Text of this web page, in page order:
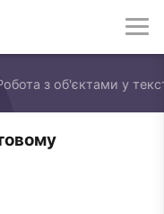
з об'єктами у